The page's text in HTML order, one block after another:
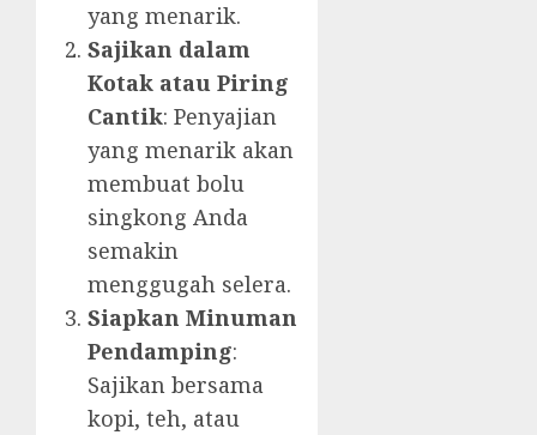
yang menarik.
Sajikan dalam
Kotak atau Piring
Cantik: Penyajian
yang menarik akan
membuat bolu
singkong Anda
semakin
menggugah selera.
Siapkan Minuman
Pendamping:
Sajikan bersama
kopi, teh, atau